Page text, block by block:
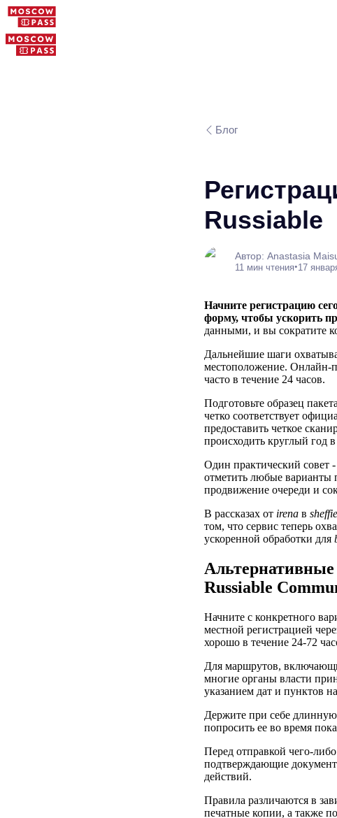
Блог
Russiable
Автор: Anastasia
11 мин чтения•17
Начните регистрацию
форму, чтобы ускорить
данными, и вы сократите
Дальнейшие шаги
местоположение. Онлайн-
часто в течение 24 часов.
Подготовьте образец
четко соответствует
предоставить четкое
происходить круглый год
Один практический совет
отметить любые варианты
продвижение очереди и
В рассказах от irena в
том, что сервис теперь
ускоренной обработки для
Russiable
Начните с конкретного
местной регистрацией
хорошо в течение 24-72
Для маршрутов,
многие органы власти
указанием дат и пунктов
Держите при себе
попросить ее во время
Перед отправкой чего-
подтверждающие
действий.
Правила различаются в
печатные копии, а также